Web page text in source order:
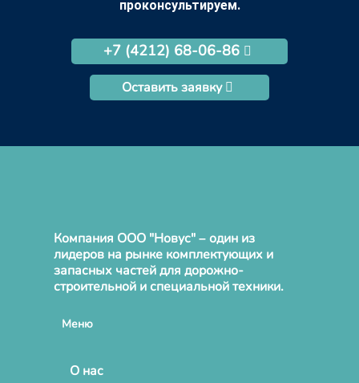
проконсультируем.
+7 (4212) 68-06-86
Оставить заявку
Компания ООО "Новус" – один из
лидеров на рынке комплектующих и
запасных частей для дорожно-
строительной и специальной техники.
Меню
О нас